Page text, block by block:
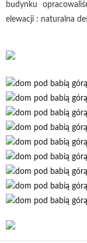
budynku
elewacji : naturalna